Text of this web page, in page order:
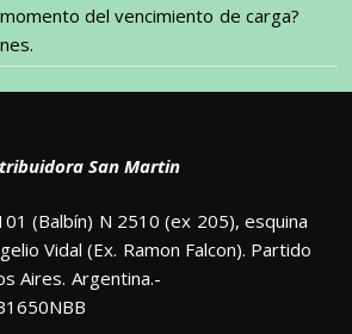
del vencimiento de carga?
San Martin
(Balbín) N 2510 (ex 205), esquina
Vidal (Ex. Ramon Falcon). Partido
Aires. Argentina.-